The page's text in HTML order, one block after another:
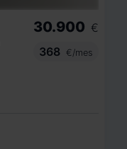
30.900 €
368
€/mes